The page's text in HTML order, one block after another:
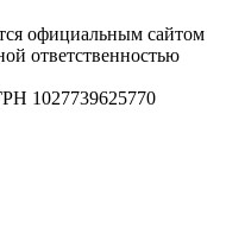
официальным сайтом
ответственностью
1027739625770